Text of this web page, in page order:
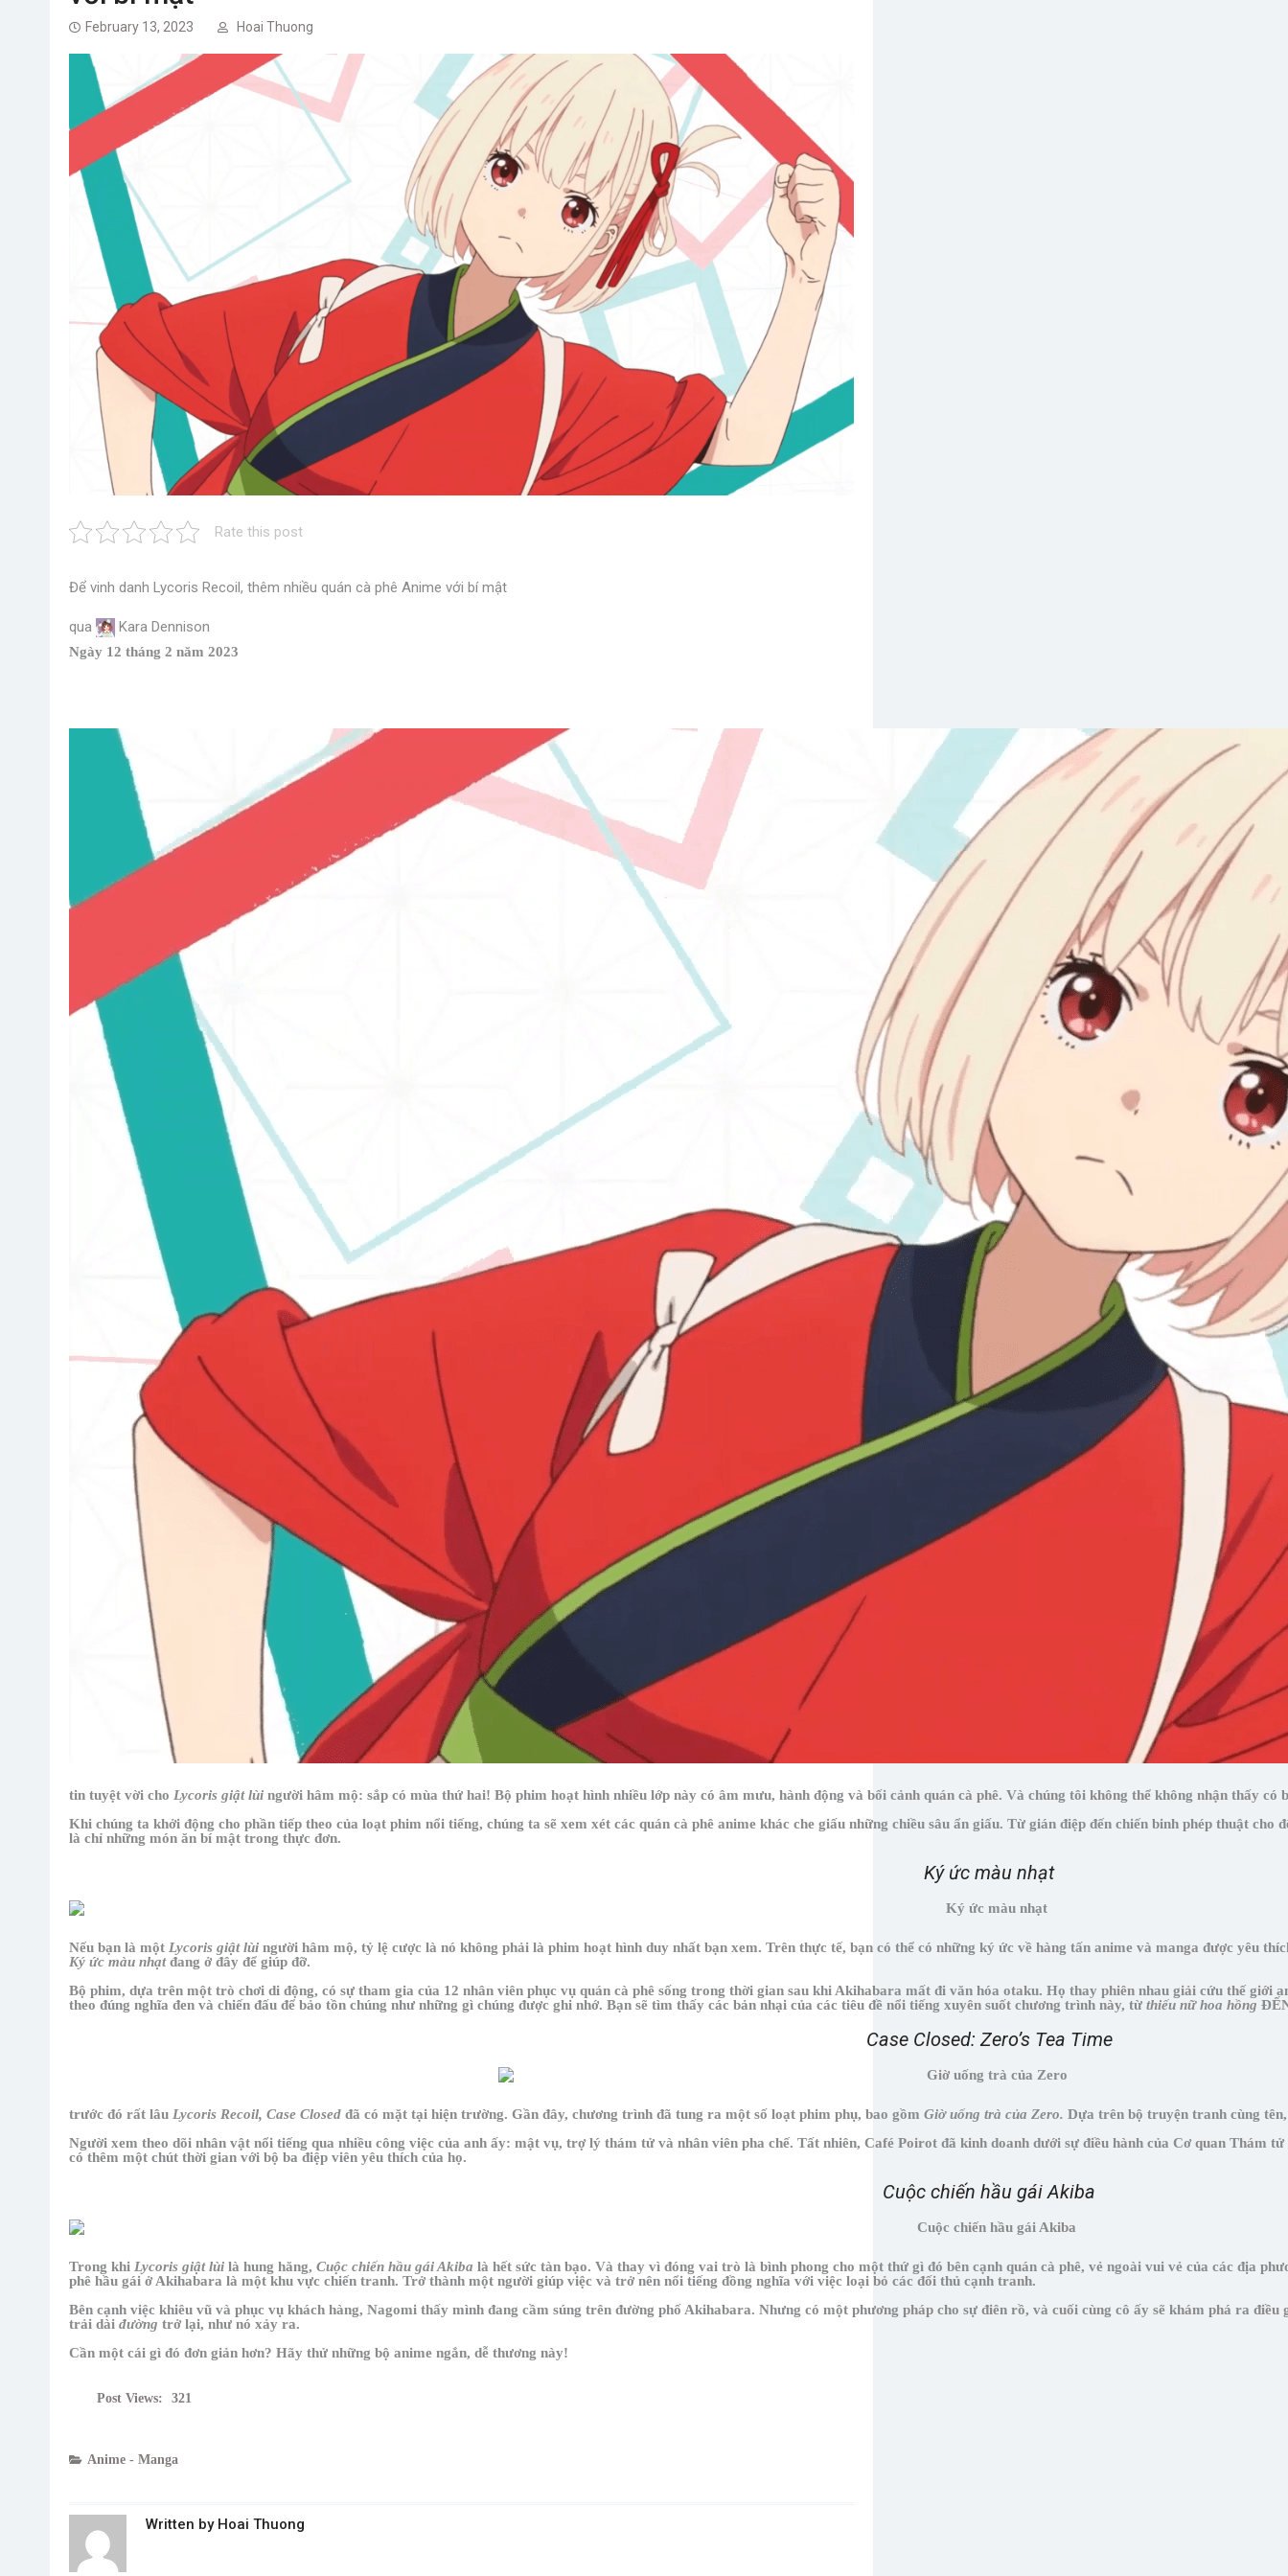
February 13, 2023 Hoai Thuong
Rate this post
Để vinh danh Lycoris Recoil, thêm nhiều quán cà phê Anime với bí mật
qua Kara Dennison
Ngày 12 tháng 2 năm 2023
tin tuyệt vời cho Lycoris giật lùi người hâm mộ: sắp có mùa thứ hai! Bộ phim hoạt hình nhiều lớp này có âm mưu, hành động và bối cảnh quán cà phê. Và chúng tôi không thể không nhận thấy có
Khi chúng ta khởi động cho phần tiếp theo của loạt phim nổi tiếng, chúng ta sẽ xem xét các quán cà phê anime khác che giấu những chiều sâu ẩn giấu. Từ gián điệp đến chiến binh phép thuật
là chỉ những món ăn bí mật trong thực đơn.
Ký ức màu nhạt
Nếu bạn là một Lycoris giật lùi người hâm mộ, tỷ lệ cược là nó không phải là phim hoạt hình duy nhất bạn xem. Trên thực tế, bạn có thể có những ký ức về hàng tấn anime và manga được yêu
Ký ức màu nhạtđang ở đây để giúp đỡ.
Bộ phim, dựa trên một trò chơi di động, có sự tham gia của 12 nhân viên phục vụ quán cà phê sống trong thời gian sau khi Akihabara mất đi văn hóa otaku. Họ thay phiên nhau giải cứu thế
theo đúng nghĩa đen và chiến đấu để bảo tồn chúng như những gì chúng được ghi nhớ. Bạn sẽ tìm thấy các bản nhại của các tiêu đề nổi tiếng xuyên suốt chương trình này, từ thiếu nữ hoa hồng
Case Closed: Zero’s Tea Time
trước đó rất lâu Lycoris Recoil, Case Closed đã có mặt tại hiện trường. Gần đây, chương trình đã tung ra một số loạt phim phụ, bao gồm Giờ uống trà của Zero. Dựa trên bộ truyện tranh cùng
Người xem theo dõi nhân vật nổi tiếng qua nhiều công việc của anh ấy: mật vụ, trợ lý thám tử và nhân viên pha chế. Tất nhiên, Café Poirot đã kinh doanh dưới sự điều hành của Cơ quan
có thêm một chút thời gian với bộ ba điệp viên yêu thích của họ.
Cuộc chiến hầu gái Akiba
Trong khi Lycoris giật lùi là hung hăng, Cuộc chiến hầu gái Akiba là hết sức tàn bạo. Và thay vì đóng vai trò là bình phong cho một thứ gì đó bên cạnh quán cà phê, vẻ ngoài vui vẻ của các địa
phê hầu gái ở Akihabara là một khu vực chiến tranh. Trở thành một người giúp việc và trở nên nổi tiếng đồng nghĩa với việc loại bỏ các đối thủ cạnh tranh.
Bên cạnh việc khiêu vũ và phục vụ khách hàng, Nagomi thấy mình đang cầm súng trên đường phố Akihabara. Nhưng có một phương pháp cho sự điên rồ, và cuối cùng cô ấy sẽ khám phá ra
trải dài đường trở lại, như nó xảy ra.
Cần một cái gì đó đơn giản hơn? Hãy thử những bộ anime ngắn, dễ thương này!
Post Views: 321
Anime - Manga
Written by Hoai Thuong